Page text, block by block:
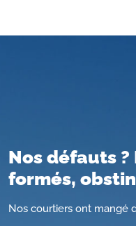
Nos défauts
formés,
Nos courtiers ont mangé